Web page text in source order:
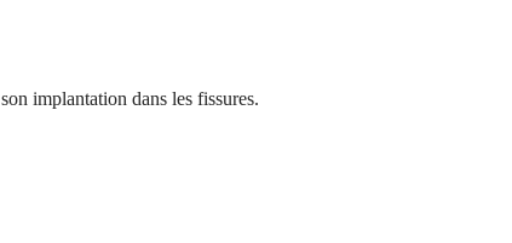
implantation dans les fissures.